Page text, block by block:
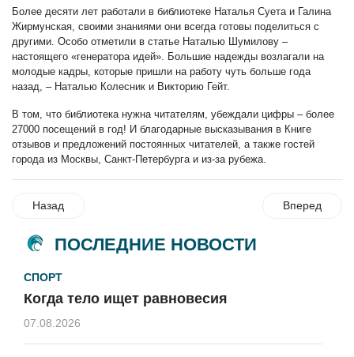
Более десяти лет работали в библиотеке Наталья Суета и Галина
Жирмунская, своими знаниями они всегда готовы поделиться с
другими. Особо отметили в статье Наталью Шумилову –
настоящего «генератора идей». Большие надежды возлагали на
молодые кадры, которые пришли на работу чуть больше года
назад, – Наталью Колесник и Викторию Гейт.
В том, что библиотека нужна читателям, убеждали цифры – более
27000 посещений в год! И благодарные высказывания в Книге
отзывов и предложений постоянных читателей, а также гостей
города из Москвы, Санкт-Петербурга и из-за рубежа.
Назад Вперед
ПОСЛЕДНИЕ НОВОСТИ
СПОРТ
Когда тело ищет равновесия
07.08.2026